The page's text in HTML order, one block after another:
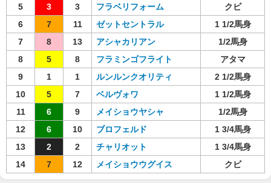
5
3 3 フラベリフォーム
クビ
6
7 11 ゼットセントラル
1 1/2馬身
7
8 13 アシャカリアン
1/2馬身
8
5 8 フラミンゴフライト
アタマ
9
1 1 ルンルンクオリティ
2 1/2馬身
10
5 7 ベルヴォワ
1 1/2馬身
11
6 9 メイショウヤシャ
1/2馬身
12
6 10 ブロフェルド
1 3/4馬身
13
2 2 チャリオット
1 3/4馬身
14
7 12 メイショウウグイス クビ